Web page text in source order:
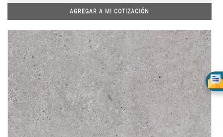
AGREGAR A MI COTIZACIÓN